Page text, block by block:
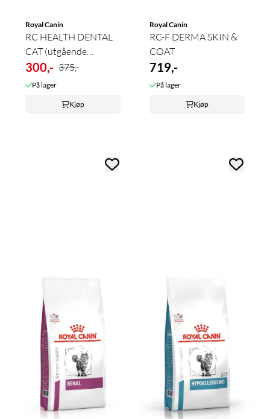
Royal Canin
RC HEALTH DENTAL
CAT (utgående
produkt)
300,- 375,-
På lager
Kjøp
Royal Canin
RC-F DERMA SKIN &
COAT
719,-
På lager
Kjøp